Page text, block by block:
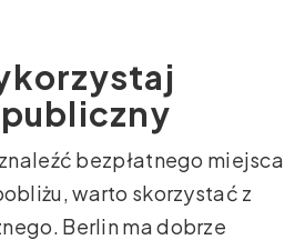
bezpłatnego miejsca
warto skorzystać z
Berlin ma dobrze